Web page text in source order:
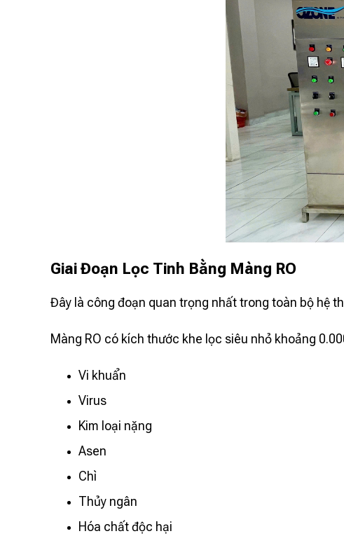
Giai Đoạn Lọc Tinh Bằng Màng RO
Đây là công đoạn quan trọng nhất trong toàn bộ hệ
Màng RO có kích thước khe lọc siêu nhỏ khoảng
Vi khuẩn
Virus
Kim loại nặng
Asen
Chì
Thủy ngân
Hóa chất độc hại